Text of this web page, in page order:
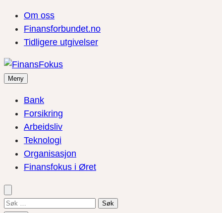
Om oss
Finansforbundet.no
Tidligere utgivelser
Meny
Bank
Forsikring
Arbeidsliv
Teknologi
Organisasjon
Finansfokus i Øret
Søk